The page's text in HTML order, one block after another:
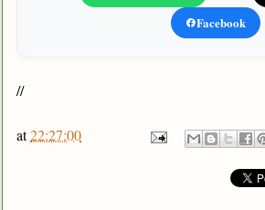
Facebook
//
at22:27:00